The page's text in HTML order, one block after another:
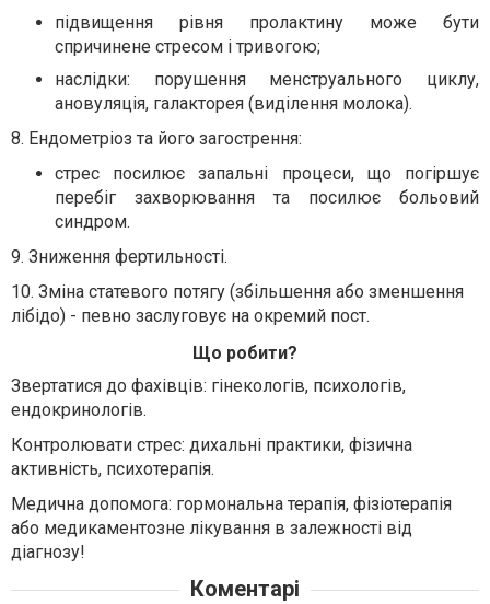
підвищення рівня пролактину може бути
спричинене стресом і тривогою;
наслідки: порушення менструального циклу,
ановуляція, галакторея (виділення молока).
8. Ендометріоз та його загострення:
стрес посилює запальні процеси, що погіршує
перебіг захворювання та посилює больовий
синдром.
9. Зниження фертильності.
10. Зміна статевого потягу (збільшення або зменшення
лібідо) - певно заслуговує на окремий пост.
Що робити?
Звертатися до фахівців: гінекологів, психологів,
ендокринологів.
Контролювати стрес: дихальні практики, фізична
активність, психотерапія.
Медична допомога: гормональна терапія, фізіотерапія
або медикаментозне лікування в залежності від
діагнозу!
Коментарі